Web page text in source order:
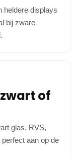
heldere displays
bij zware
of
glas, RVS,
aan op de